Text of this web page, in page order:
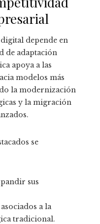
depende en
de adaptación
apoya a las
modelos más
la modernización
y la migración
se
sus
a la
tradicional.